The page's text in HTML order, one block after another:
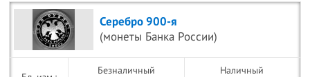
Серебро 900-я
(монеты Банка России)
Безналичный
Наличный